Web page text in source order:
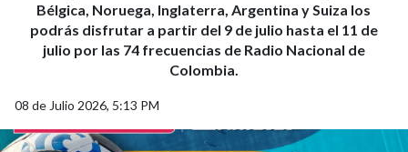
Bélgica, Noruega, Inglaterra, Argentina y Suiza los
podrás disfrutar a partir del 9 de julio hasta el 11 de
julio por las 74 frecuencias de Radio Nacional de
Colombia.
08 de Julio 2026, 5:13 PM